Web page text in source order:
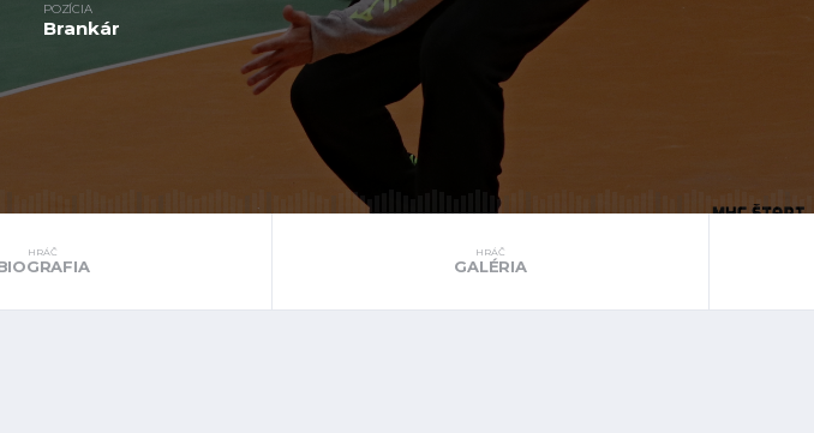
POZÍCIA
Brankár
HRÁČ HRÁČ
GALÉRIA